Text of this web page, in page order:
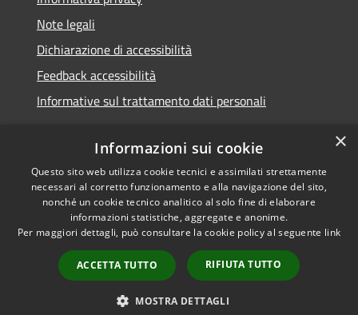
Note legali
Dichiarazione di accessibilità
Feedback accessibilità
Informative sul trattamento dati personali
RSS
Accessibilità
Cookie
Mappa del sito
Informativa trattamento
Copyright © 2026 • Comune di
Pioltello • Powered by
Municipium•Accesso
redazione
×
Informazioni sui cookie
Questo sito web utilizza cookie tecnici e assimilati strettamente
necessari al corretto funzionamento e alla navigazione del sito,
nonché un cookie tecnico analitico al solo fine di elaborare
informazioni statistiche, aggregate e anonime.
Per maggiori dettagli, può consultare la cookie policy al seguente link
ACCETTA TUTTO RIFIUTA TUTTO
MOSTRA DETTAGLI